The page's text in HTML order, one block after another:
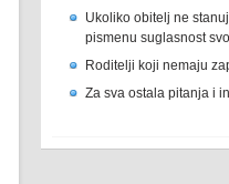
Ukoliko obitelj ne
pismenu suglasnost
Roditelji koji nemaju
Za sva ostala pitanja i